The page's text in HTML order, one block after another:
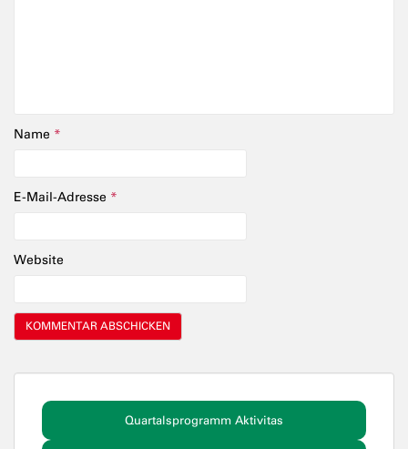
Name *
E-Mail-Adresse *
Website
Quartalsprogramm Aktivitas